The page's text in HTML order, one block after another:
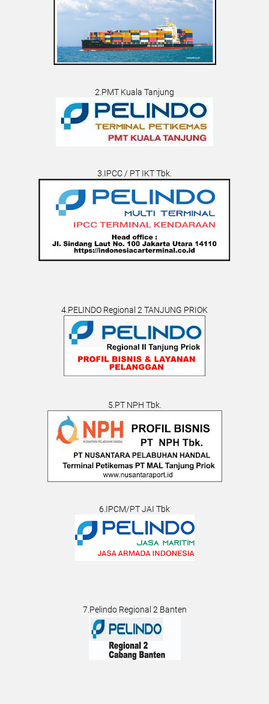
2.PMT Kuala Tanjung
3.IPCC / PT IKT Tbk.
4.PELINDO Regional 2 TANJUNG PRIOK
5.PT NPH Tbk.
6.IPCM/PT JAI Tbk
7.Pelindo Regional 2 Banten